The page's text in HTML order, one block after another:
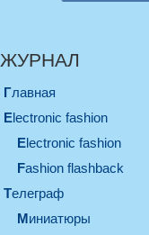
ЖУРНАЛ
Главная
electronic fashion
electronic fashion
Fashion flashback
телеграф
миниатюры